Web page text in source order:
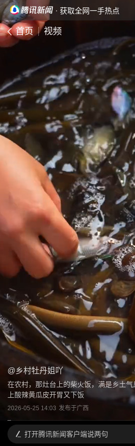
· 获取全网一手热点
首页 视频
@乡村牡丹姐吖
在农村，那灶台上的柴火饭，满是乡土
上酸辣黄瓜皮开胃又下饭
2026-05-25 14:03 发布于广西
打开腾讯新闻客户端说两句